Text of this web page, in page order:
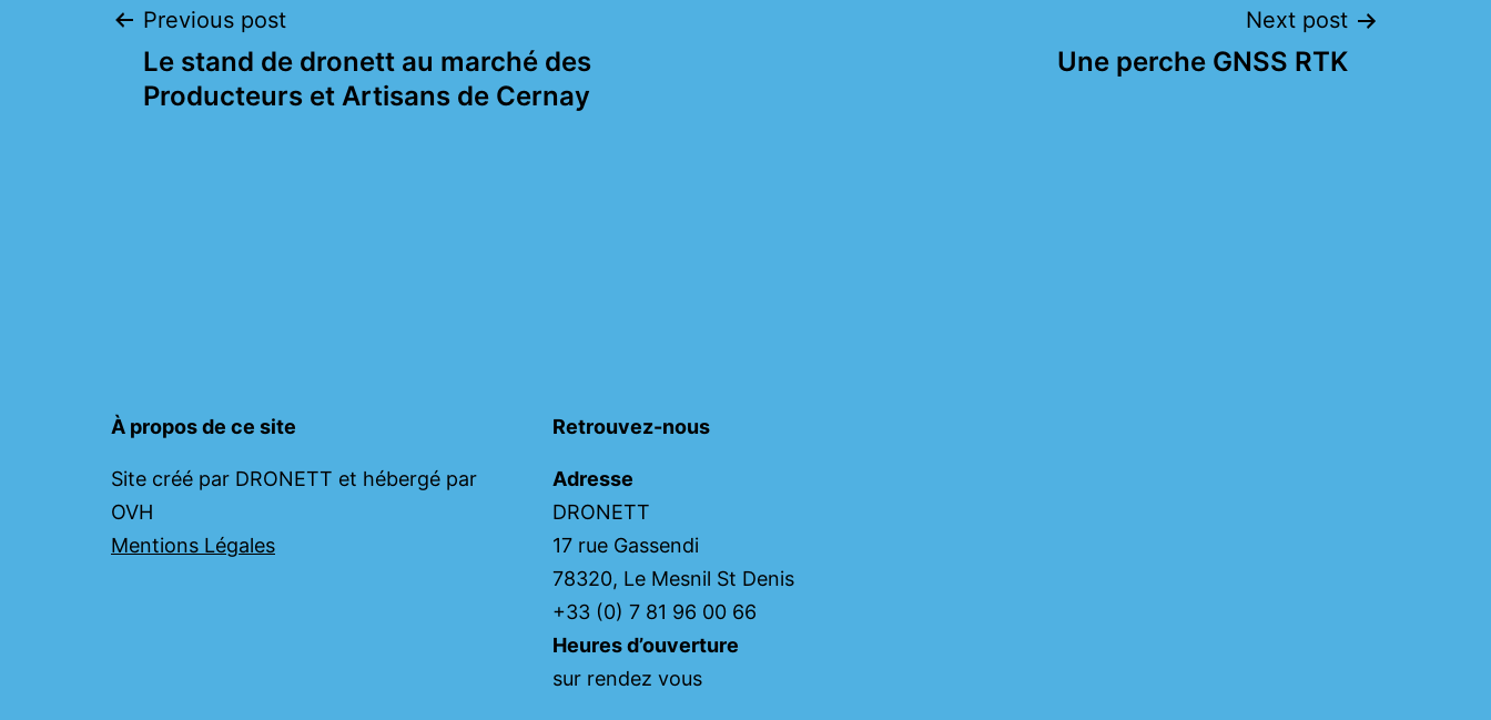
Post
navigation
Previous post
Le stand de dronett au marché des
Producteurs et Artisans de Cernay
Next post
Une perche GNSS RTK
À propos de ce site
Site créé par DRONETT et hébergé par
OVH
Mentions Légales
Retrouvez-nous
Adresse
DRONETT
17 rue Gassendi
78320, Le Mesnil St Denis
+33 (0) 7 81 96 00 66
Heures d’ouverture
sur rendez vous